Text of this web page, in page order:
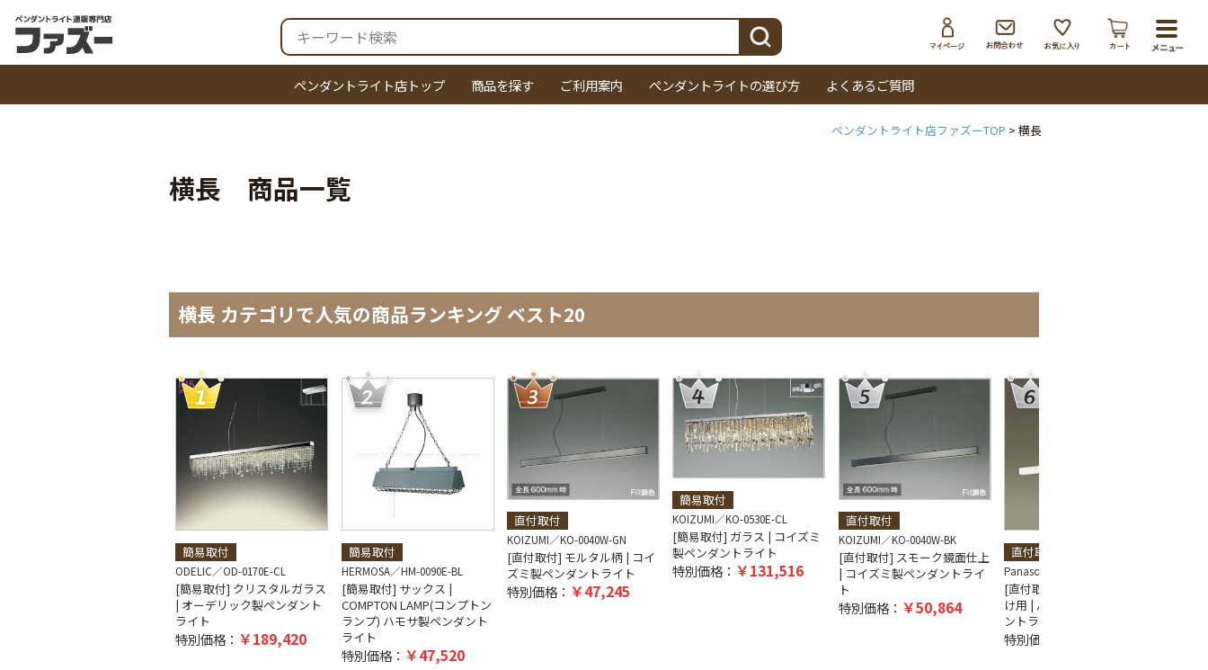
検索
ペンダントライト店トップ 商品を探す ご利用案内 ペンダントライトの選び方 よくあるご質問
ペンダントライト店ファズーTOP 横長
横長 商品一覧
横長 カテゴリで人気の商品ランキング ベスト20
簡易取付
ODELIC OD-0170E-CL
[簡易取付] クリスタルガラス
| オーデリック製ペンダント
ライト
特別価格： 189,420
簡易取付
HERMOSA HM-0090E-BL
[簡易取付] サックス |
COMPTON LAMP(コンプトン
ランプ) ハモサ製ペンダント
ライト
特別価格： 47,520
直付取付
KOIZUMI KO-0040W-GN
[直付取付] モルタル柄 | コイ
ズミ製ペンダントライト
特別価格： 47,245
簡易取付
KOIZUMI KO-0530E-CL
[簡易取付] ガラス | コイズミ
製ペンダントライト
特別価格： 131,516
直付取付
KOIZUMI KO-0040W-BK
[直付取付] スモーク鏡面仕上
| コイズミ製ペンダントライ
ト
特別価格： 50,864
直付取付
Panasonic
[直付取付] ホワイト 吹き抜
け用 | パナソニック製ペンダ
ントライト
特別価格：